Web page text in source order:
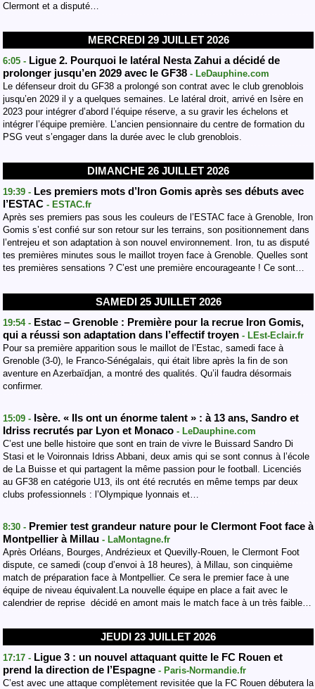
Clermont et a disputé…
MERCREDI 29 JUILLET 2026
6:05 - Ligue 2. Pourquoi le latéral Nesta Zahui a décidé de
prolonger jusqu’en 2029 avec le GF38 - LeDauphine.com
Le défenseur droit du GF38 a prolongé son contrat avec le club grenoblois
jusqu’en 2029 il y a quelques semaines. Le latéral droit, arrivé en Isère en
2023 pour intégrer d’abord l’équipe réserve, a su gravir les échelons et
intégrer l’équipe première. L’ancien pensionnaire du centre de formation du
PSG veut s’engager dans la durée avec le club grenoblois.
DIMANCHE 26 JUILLET 2026
19:39 - Les premiers mots d’Iron Gomis après ses débuts avec
l’ESTAC - ESTAC.fr
Après ses premiers pas sous les couleurs de l’ESTAC face à Grenoble, Iron
Gomis s’est confié sur son retour sur les terrains, son positionnement dans
l’entrejeu et son adaptation à son nouvel environnement. Iron, tu as disputé
tes premières minutes sous le maillot troyen face à Grenoble. Quelles sont
tes premières sensations ? C’est une première encourageante ! Ce sont…
SAMEDI 25 JUILLET 2026
19:54 - Estac – Grenoble : Première pour la recrue Iron Gomis,
qui a réussi son adaptation dans l’effectif troyen - LEst-Eclair.fr
Pour sa première apparition sous le maillot de l’Estac, samedi face à
Grenoble (3-0), le Franco-Sénégalais, qui était libre après la fin de son
aventure en Azerbaïdjan, a montré des qualités. Qu’il faudra désormais
confirmer.
15:09 - Isère. « Ils ont un énorme talent » : à 13 ans, Sandro et
Idriss recrutés par Lyon et Monaco - LeDauphine.com
C’est une belle histoire que sont en train de vivre le Buissard Sandro Di
Stasi et le Voironnais Idriss Abbani, deux amis qui se sont connus à l’école
de La Buisse et qui partagent la même passion pour le football. Licenciés
au GF38 en catégorie U13, ils ont été recrutés en même temps par deux
clubs professionnels : l’Olympique lyonnais et…
8:30 - Premier test grandeur nature pour le Clermont Foot face à
Montpellier à Millau - LaMontagne.fr
Après Orléans, Bourges, Andrézieux et Quevilly-Rouen, le Clermont Foot
dispute, ce samedi (coup d’envoi à 18 heures), à Millau, son cinquième
match de préparation face à Montpellier. Ce sera le premier face à une
équipe de niveau équivalent.La nouvelle équipe en place a fait avec le
calendrier de reprise décidé en amont mais le match face à un très faible…
JEUDI 23 JUILLET 2026
17:17 - Ligue 3 : un nouvel attaquant quitte le FC Rouen et
prend la direction de l’Espagne - Paris-Normandie.fr
C’est avec une attaque complètement revisitée que la FC Rouen débutera la